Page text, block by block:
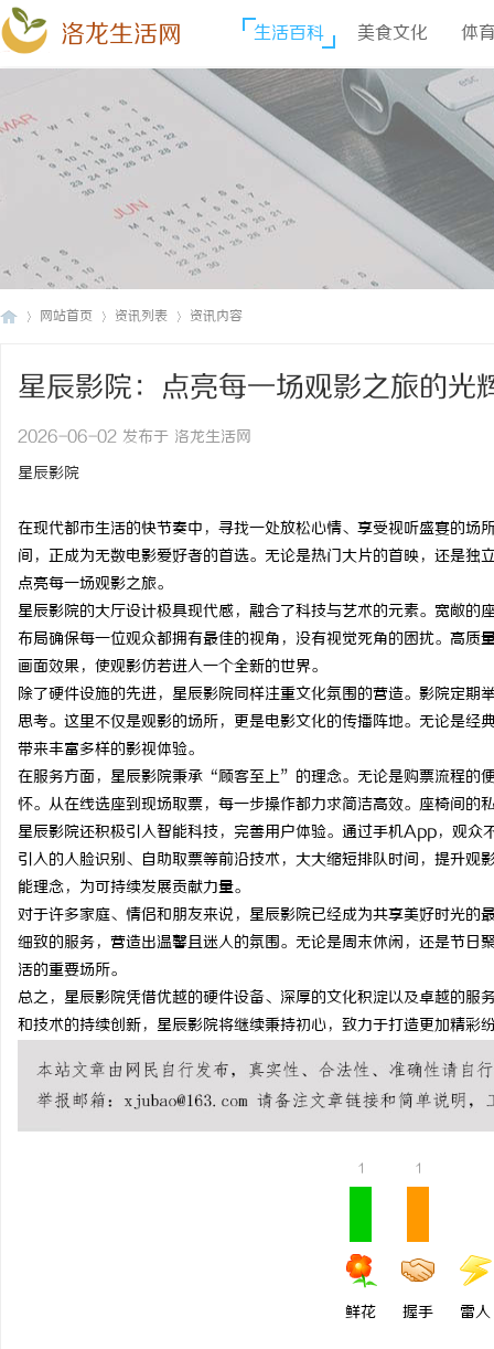
洛龙生活网 生活百科 美食文化 体
网站首页 资讯列表 资讯内容
星辰影院：点亮每一场观影之旅的光
2026-06-02 发布于 洛龙生活网
星辰影院
在现代都市生活的快节奏中，寻找一处放松心情、享受视听盛宴的
间，正成为无数电影爱好者的首选。无论是热门大片的首映，还是
点亮每一场观影之旅。
星辰影院的大厅设计极具现代感，融合了科技与艺术的元素。宽敞
布局确保每一位观众都拥有最佳的视角，没有视觉死角的困扰。高
画面效果，使观影仿若进入一个全新的世界。
除了硬件设施的先进，星辰影院同样注重文化氛围的营造。影院定
思考。这里不仅是观影的场所，更是电影文化的传播阵地。无论是
带来丰富多样的影视体验。
在服务方面，星辰影院秉承“顾客至上”的理念。无论是购票流程的
怀。从在线选座到现场取票，每一步操作都力求简洁高效。座椅间的
星辰影院还积极引入智能科技，完善用户体验。通过手机App，观
引入的人脸识别、自助取票等前沿技术，大大缩短排队时间，提升
能理念，为可持续发展贡献力量。
对于许多家庭、情侣和朋友来说，星辰影院已经成为共享美好时光
细致的服务，营造出温馨且迷人的氛围。无论是周末休闲，还是节
活的重要场所。
总之，星辰影院凭借优越的硬件设备、深厚的文化积淀以及卓越的
和技术的持续创新，星辰影院将继续秉持初心，致力于打造更加精彩
1
鲜花
1
握手 雷人
星载固态存储器选购指